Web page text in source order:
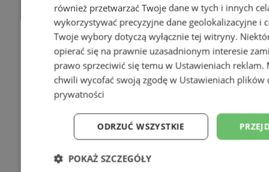
również przetwarzać Twoje dane w tych i innych
wykorzystywać precyzyjne dane geolokalizacyjne i
Twoje wybory dotyczą wyłącznie tej witryny.
opierać się na prawnie uzasadnionym interesie
prawo sprzeciwić się temu w Ustawieniach reklam.
chwili wycofać swoją zgodę w Ustawieniach plików
prywatności
ODRZUĆ WSZYSTKIE
POKAŻ SZCZEGÓŁY